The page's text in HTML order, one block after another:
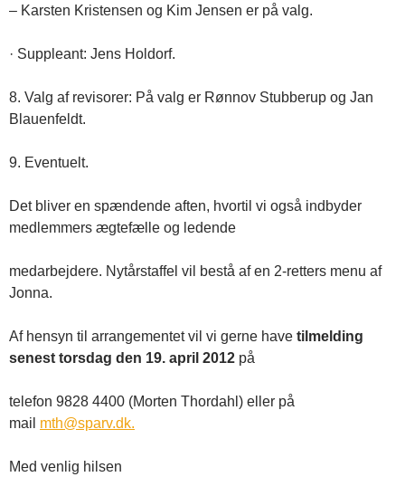
– Karsten Kristensen og Kim Jensen er på valg.
· Suppleant: Jens Holdorf.
8. Valg af revisorer: På valg er Rønnov Stubberup og Jan
Blauenfeldt.
9. Eventuelt.
Det bliver en spændende aften, hvortil vi også indbyder
medlemmers ægtefælle og ledende
medarbejdere. Nytårstaffel vil bestå af en 2-retters menu af
Jonna.
Af hensyn til arrangementet vil vi gerne have tilmelding
senest torsdag den 19. april 2012 på
telefon 9828 4400 (Morten Thordahl) eller på
mail mth@sparv.dk.
Med venlig hilsen